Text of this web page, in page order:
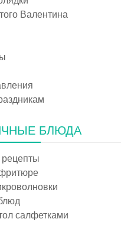
Валентина
БЛЮДА
рецепты
салфетками